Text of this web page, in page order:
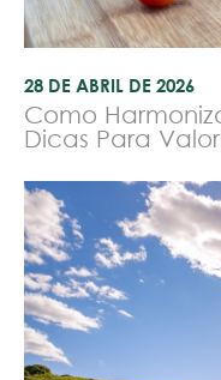
28 DE ABRIL DE 2026
Como
Dicas Para